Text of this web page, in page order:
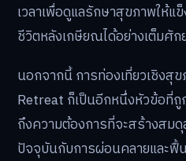
เวลาเพื่อดูแลรักษาสุขภาพให้แ
ชีวิตหลังเกษียณได้อย่างเต็มศั
นอกจากนี้ การท่องเที่ยวเชิงสุ
Retreat ก็เป็นอีกหนึ่งหัวข้อที่ถู
ถึงความต้องการที่จะสร้างสม
ปัจจุบันกับการผ่อนคลายและฟื้